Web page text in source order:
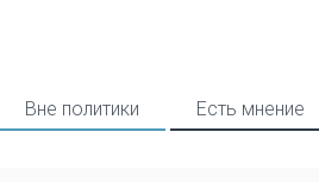
Вне политики Есть мнение